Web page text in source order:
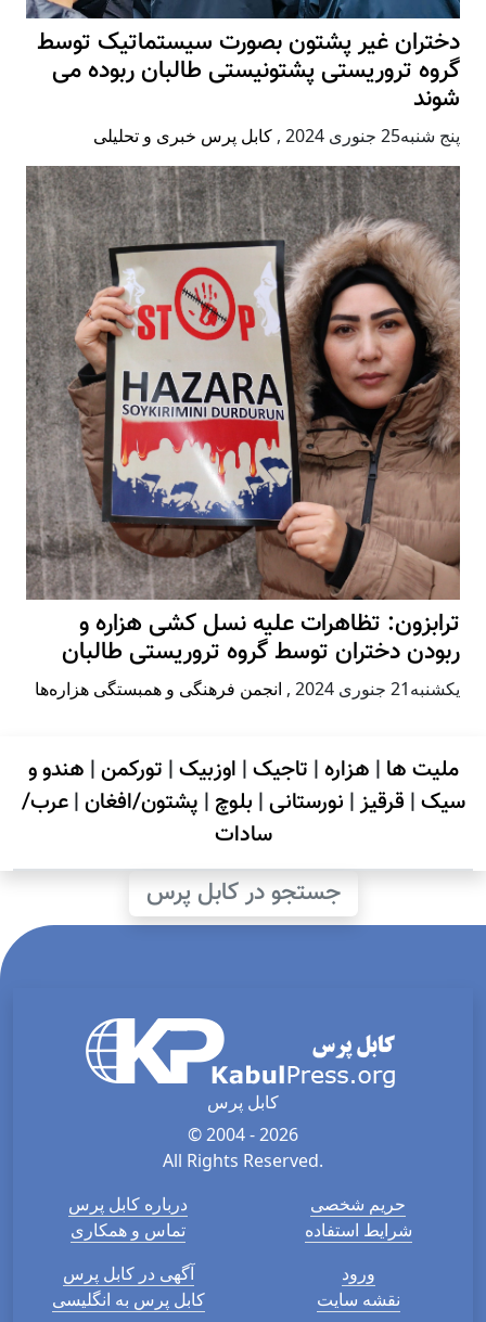
دختران غیر پشتون بصورت سیستماتیک توسط
گروه تروریستی پشتونیستی طالبان ربوده می
شوند
پنج شنبه25 جنوری 2024 , کابل پرس خبری و تحلیلی
ترابزون: تظاهرات علیه نسل کشی هزاره و
ربودن دختران توسط گروه تروریستی طالبان
يكشنبه21 جنوری 2024 , انجمن فرهنگی و همبستگی هزاره‌ها
ملیت ها | هزاره| تاجیک| اوزبیک| تورکمن| هندو و
سیک| قرقیز| نورستانی| بلوچ | پشتون/افغان|عرب/
سادات
جستجو در کابل پرس
کابل پرس
© 2004 - 2026
All Rights Reserved.
درباره کابل پرس
تماس و همکاری
حریم شخصی
شرایط استفاده
آگهی در کابل پرس
کابل پرس به انگلیسی
ورود
نقشه سایت